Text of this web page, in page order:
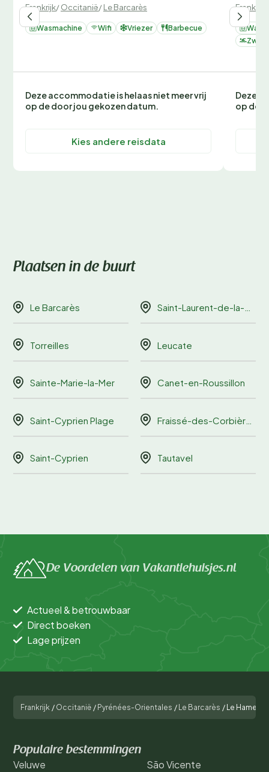
Frankrijk/Occitanië/Le Barcarès
Wasmachine Wifi Vriezer Barbecue
Deze accommodatie is helaas niet meer vrij
op de door jou gekozen datum.
Kies andere reisdata
Frankrijk
Deze
op de
Plaatsen in de buurt
Le Barcarès Saint-Laurent-de-la-Salanque
Torreilles Leucate
Sainte-Marie-la-Mer Canet-en-Roussillon
Saint-Cyprien Plage Fraissé-des-Corbières
Saint-Cyprien Tautavel
De Voordelen van Vakantiehuisjes.nl
Actueel & betrouwbaar
Direct boeken
Lage prijzen
Frankrijk / Occitanië / Pyrénées-Orientales / Le Barcarès / Le Hameau
Populaire bestemmingen
Veluwe
São Vicente